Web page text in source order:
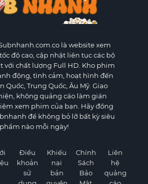
là website xem
độ cao, cập nhật liên tục các bộ
với chất lượng Full HD. Kho phim
động, tình cảm, hoạt hình đến
Quốc, Trung Quốc, Âu Mỹ. Giao
không quảng cáo làm gián
xem phim của bạn. Hãy đồng
để không bỏ lỡ bất kỳ siêu
phẩm nào mỗi ngày!
Điều
khoản
sử
Khiếu
nại
bản
Chính
Sách
Bảo
Liên
hệ
quảng